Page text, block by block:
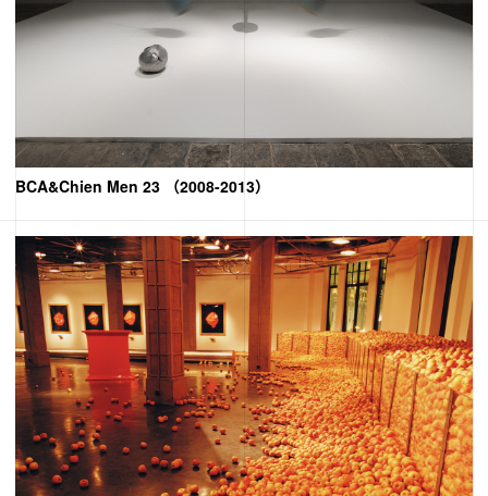
BCA&Chien Men 23 （2008-2013）